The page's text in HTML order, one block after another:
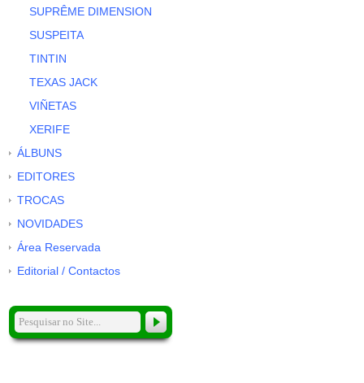
SUPRÊME DIMENSION
SUSPEITA
TINTIN
TEXAS JACK
VIÑETAS
XERIFE
ÁLBUNS
EDITORES
TROCAS
NOVIDADES
Área Reservada
Editorial / Contactos